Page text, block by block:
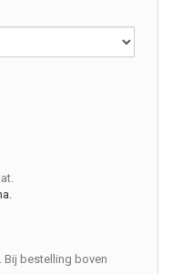
Bij bestelling boven